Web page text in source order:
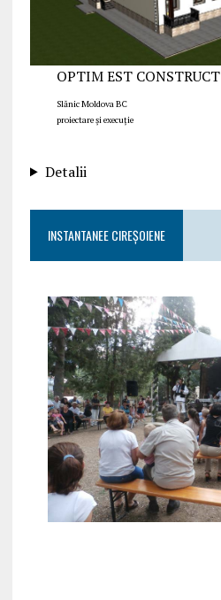
OPTIM EST CONSTRUCT
Slănic Moldova BC
proiectare și execuție
Detalii
INSTANTANEE CIREȘOIENE